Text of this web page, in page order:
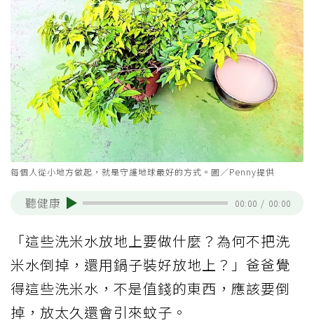
每個人從小地方做起，就是守護地球最好的方式。圖／Penny提供
聽健康 00:00 / 00:00
「這些洗米水放地上要做什麼？為何不把洗
米水倒掉，還用鍋子裝好放地上？」爸爸覺
得這些洗米水，不是值錢的東西，應該要倒
掉，放太久還會引來蚊子。